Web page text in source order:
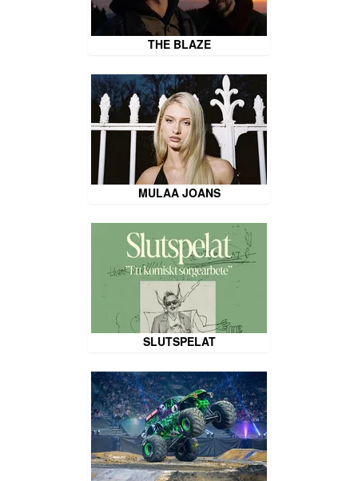
THE BLAZE
MULAA JOANS
SLUTSPELAT